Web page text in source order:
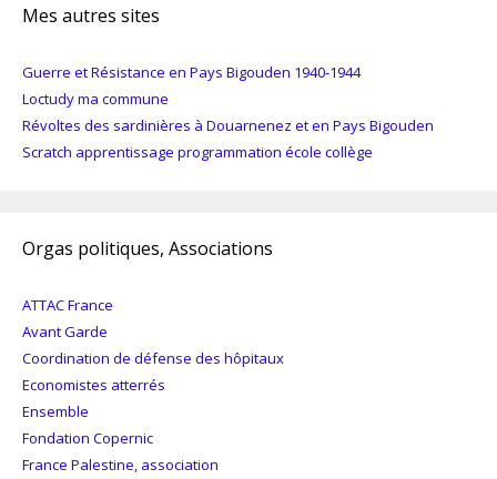
Mes autres sites
Guerre et Résistance en Pays Bigouden 1940-1944
Loctudy ma commune
Révoltes des sardinières à Douarnenez et en Pays Bigouden
Scratch apprentissage programmation école collège
Orgas politiques, Associations
ATTAC France
Avant Garde
Coordination de défense des hôpitaux
Economistes atterrés
Ensemble
Fondation Copernic
France Palestine, association